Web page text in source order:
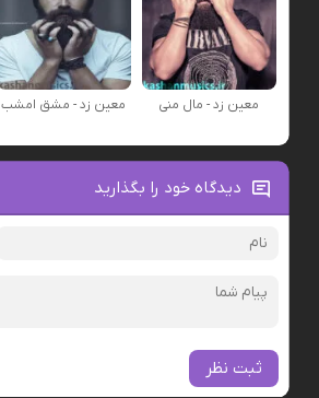
معین زد - مال منی معین زد - مشق امشب
دیدگاه خود را بگذارید
ثبت نظر